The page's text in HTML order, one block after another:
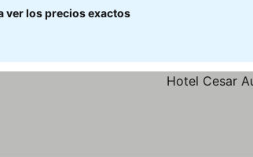
ver los precios exactos